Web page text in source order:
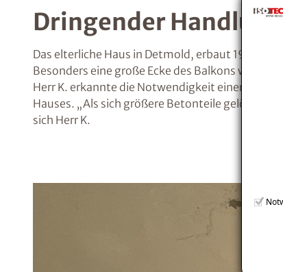
Dringender
Das elterliche Haus in Detmold, erbaut 1970,
Besonders eine große Ecke des Balkons war
Herr K. erkannte die Notwendigkeit einer
Hauses. „Als sich größere Betonteile gelöst
sich Herr K.